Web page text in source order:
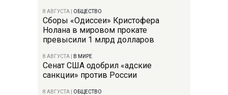
8 АВГУСТА ОБЩЕСТВО
Сборы «Одиссеи» Кристофера
Нолана в мировом прокате
превысили 1 млрд долларов
8 АВГУСТА В МИРЕ
Сенат США одобрил «адские
санкции» против России
8 АВГУСТА ОБЩЕСТВО